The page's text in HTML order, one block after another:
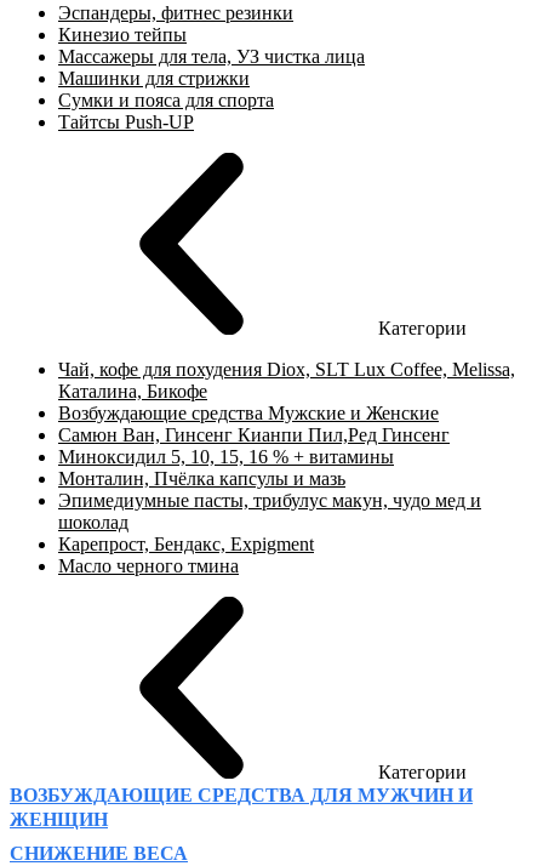
Эспандеры, фитнес резинки
Кинезио тейпы
Массажеры для тела, УЗ чистка лица
Машинки для стрижки
Сумки и пояса для спорта
Тайтсы Push-UP
Категории
Чай, кофе для похудения Diox, SLT Lux Coffee, Melissa,
Каталина, Бикофе
Возбуждающие средства Мужские и Женские
Самюн Ван, Гинсенг Кианпи Пил,Ред Гинсенг
Миноксидил 5, 10, 15, 16 % + витамины
Монталин, Пчёлка капсулы и мазь
Эпимедиумные пасты, трибулус макун, чудо мед и
шоколад
Карепрост, Бендакс, Expigment
Масло черного тмина
Категории
ВОЗБУЖДАЮЩИЕ СРЕДСТВА ДЛЯ МУЖЧИН И
ЖЕНЩИН
СНИЖЕНИЕ ВЕСА